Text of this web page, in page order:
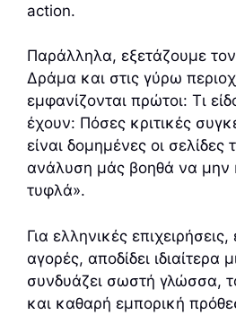
action.
Παράλληλα, εξετάζουμε
Δράμα και στις γύρω
εμφανίζονται πρώτοι: Τι
έχουν: Πόσες κριτικές
είναι δομημένες οι σελίδες
ανάλυση μάς βοηθά να μην
τυφλά».
Για ελληνικές
αγορές, αποδίδει ιδιαίτερα
συνδυάζει σωστή γλώσσα,
και καθαρή εμπορική